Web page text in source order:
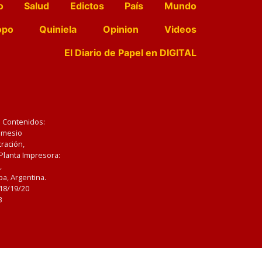
Salud Edictos País
Mundo
Quiniela Opinion
Videos
El Diario de Papel en DIGITAL
Impresora:
Argentina.
19/20